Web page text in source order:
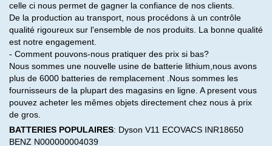
celle ci nous permet de gagner la confiance de nos clients.
De la production au transport, nous procédons à un contrôle
qualité rigoureux sur l'ensemble de nos produits. La bonne qualité
est notre engagement.
- Comment pouvons-nous pratiquer des prix si bas?
Nous sommes une nouvelle usine de batterie lithium,nous avons
plus de 6000 batteries de remplacement .Nous sommes les
fournisseurs de la plupart des magasins en ligne. A present vous
pouvez acheter les mêmes objets directement chez nous à prix
de gros.
BATTERIES POPULAIRES: Dyson V11 ECOVACS INR18650
BENZ N000000004039